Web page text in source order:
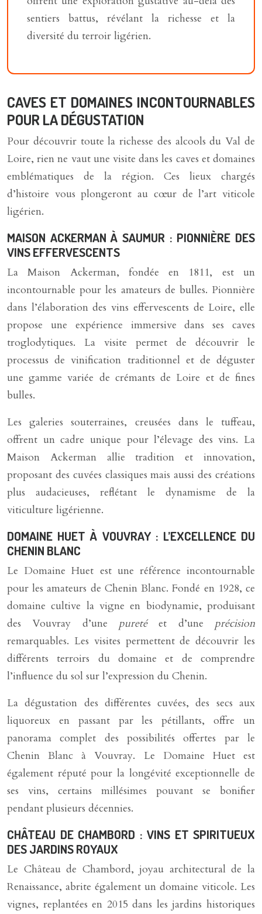
sentiers battus, révélant la richesse et la
diversité du terroir ligérien.
CAVES ET DOMAINES INCONTOURNABLES
POUR LA DÉGUSTATION
Pour découvrir toute la richesse des alcools du Val de
Loire, rien ne vaut une visite dans les caves et domaines
emblématiques de la région. Ces lieux chargés
d’histoire vous plongeront au cœur de l’art viticole
ligérien.
MAISON ACKERMAN À SAUMUR : PIONNIÈRE DES
VINS EFFERVESCENTS
La Maison Ackerman, fondée en 1811, est un
incontournable pour les amateurs de bulles. Pionnière
dans l’élaboration des vins effervescents de Loire, elle
propose une expérience immersive dans ses caves
troglodytiques. La visite permet de découvrir le
processus de vinification traditionnel et de déguster
une gamme variée de crémants de Loire et de fines
bulles.
Les galeries souterraines, creusées dans le tuffeau,
offrent un cadre unique pour l’élevage des vins. La
Maison Ackerman allie tradition et innovation,
proposant des cuvées classiques mais aussi des créations
plus audacieuses, reflétant le dynamisme de la
viticulture ligérienne.
DOMAINE HUET À VOUVRAY : L’EXCELLENCE DU
CHENIN BLANC
Le Domaine Huet est une référence incontournable
pour les amateurs de Chenin Blanc. Fondé en 1928, ce
domaine cultive la vigne en biodynamie, produisant
des Vouvray d’une puretéet d’une précision
remarquables. Les visites permettent de découvrir les
différents terroirs du domaine et de comprendre
l’influence du sol sur l’expression du Chenin.
La dégustation des différentes cuvées, des secs aux
liquoreux en passant par les pétillants, offre un
panorama complet des possibilités offertes par le
Chenin Blanc à Vouvray. Le Domaine Huet est
également réputé pour la longévité exceptionnelle de
ses vins, certains millésimes pouvant se bonifier
pendant plusieurs décennies.
CHÂTEAU DE CHAMBORD : VINS ET SPIRITUEUX
DES JARDINS ROYAUX
Le Château de Chambord, joyau architectural de la
Renaissance, abrite également un domaine viticole. Les
vignes, replantées en 2015 dans les jardins historiques